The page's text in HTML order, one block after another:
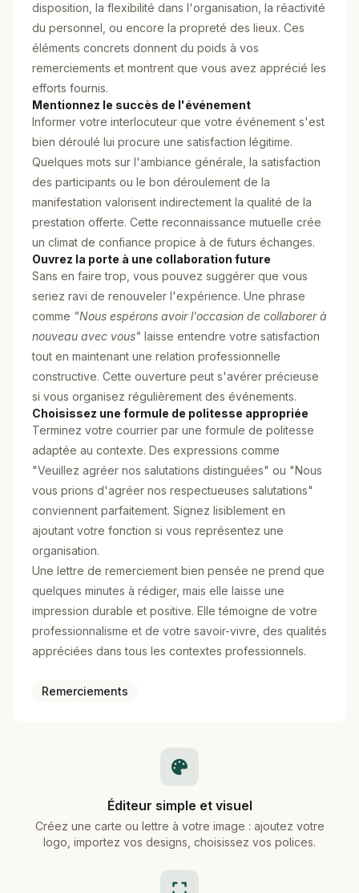
disposition, la flexibilité dans l'organisation, la réactivité
du personnel, ou encore la propreté des lieux. Ces
éléments concrets donnent du poids à vos
remerciements et montrent que vous avez apprécié les
efforts fournis.
Mentionnez le succès de l'événement
Informer votre interlocuteur que votre événement s'est
bien déroulé lui procure une satisfaction légitime.
Quelques mots sur l'ambiance générale, la satisfaction
des participants ou le bon déroulement de la
manifestation valorisent indirectement la qualité de la
prestation offerte. Cette reconnaissance mutuelle crée
un climat de confiance propice à de futurs échanges.
Ouvrez la porte à une collaboration future
Sans en faire trop, vous pouvez suggérer que vous
seriez ravi de renouveler l'expérience. Une phrase
comme "Nous espérons avoir l'occasion de collaborer à
nouveau avec vous" laisse entendre votre satisfaction
tout en maintenant une relation professionnelle
constructive. Cette ouverture peut s'avérer précieuse
si vous organisez régulièrement des événements.
Choisissez une formule de politesse appropriée
Terminez votre courrier par une formule de politesse
adaptée au contexte. Des expressions comme
"Veuillez agréer nos salutations distinguées" ou "Nous
vous prions d'agréer nos respectueuses salutations"
conviennent parfaitement. Signez lisiblement en
ajoutant votre fonction si vous représentez une
organisation.
Une lettre de remerciement bien pensée ne prend que
quelques minutes à rédiger, mais elle laisse une
impression durable et positive. Elle témoigne de votre
professionnalisme et de votre savoir-vivre, des qualités
appréciées dans tous les contextes professionnels.
Remerciements
Éditeur simple et visuel
Créez une carte ou lettre à votre image : ajoutez votre
logo, importez vos designs, choisissez vos polices.